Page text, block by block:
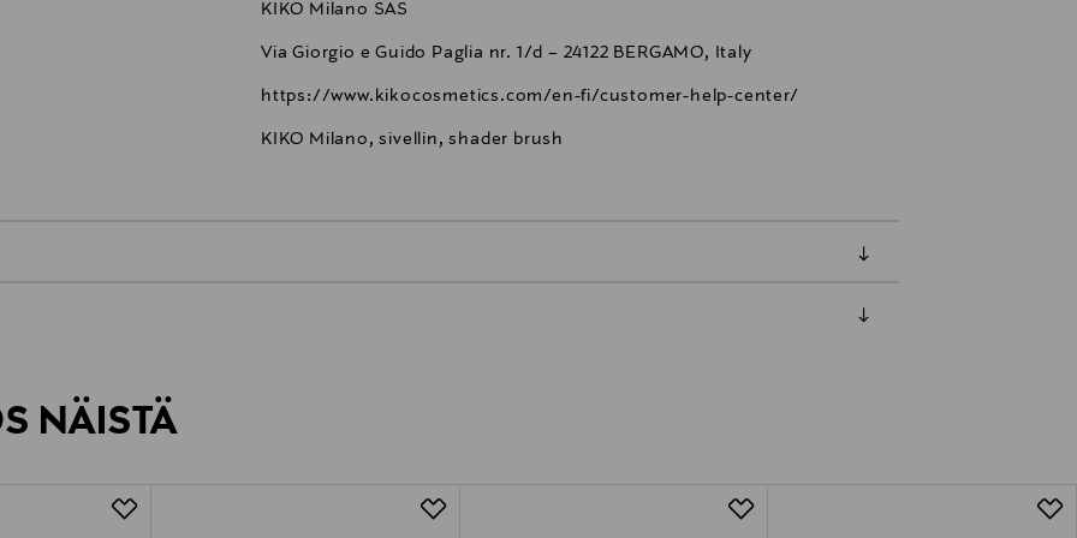
KIKO Milano SAS
Via Giorgio e Guido Paglia nr. 1/d – 24122 BERGAMO, Italy
https://www.kikocosmetics.com/en-fi/customer-help-center/
KIKO Milano, sivellin, shader brush
Alk. 6,90 €, kun toimitus on saatavilla valittuun osoitteeseen.
NÄISTÄ